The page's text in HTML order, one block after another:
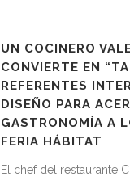
UN COCINERO
CONVIERTE EN
REFERENTES
DISEÑO PARA
GASTRONOMÍA A
FERIA HÁBITAT
El chef del restaurante